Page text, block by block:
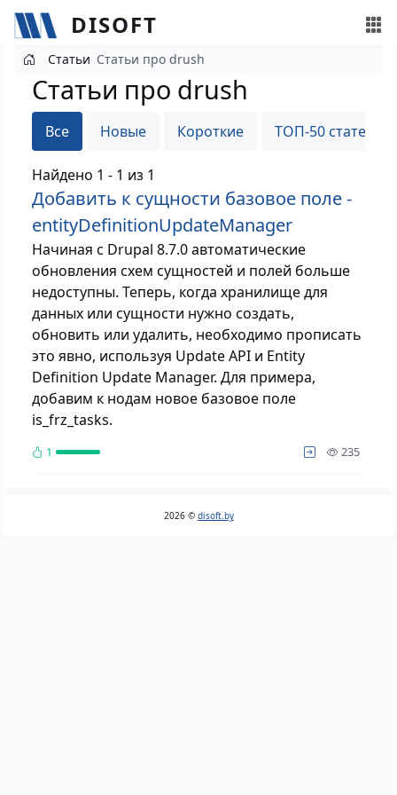
Перейти к основному содержанию
DISOFT
Статьи Статьи про drush
Статьи про drush
Все Новые Короткие ТОП-50 статей
Найдено 1 - 1 из 1
Добавить к сущности базовое поле -
entityDefinitionUpdateManager
Начиная с Drupal 8.7.0 автоматические
обновления схем сущностей и полей больше
недоступны. Теперь, когда хранилище для
данных или сущности нужно создать,
обновить или удалить, необходимо прописать
это явно, используя Update API и Entity
Definition Update Manager. Для примера,
добавим к нодам новое базовое поле
is_frz_tasks.
1 235
2026 © disoft.by